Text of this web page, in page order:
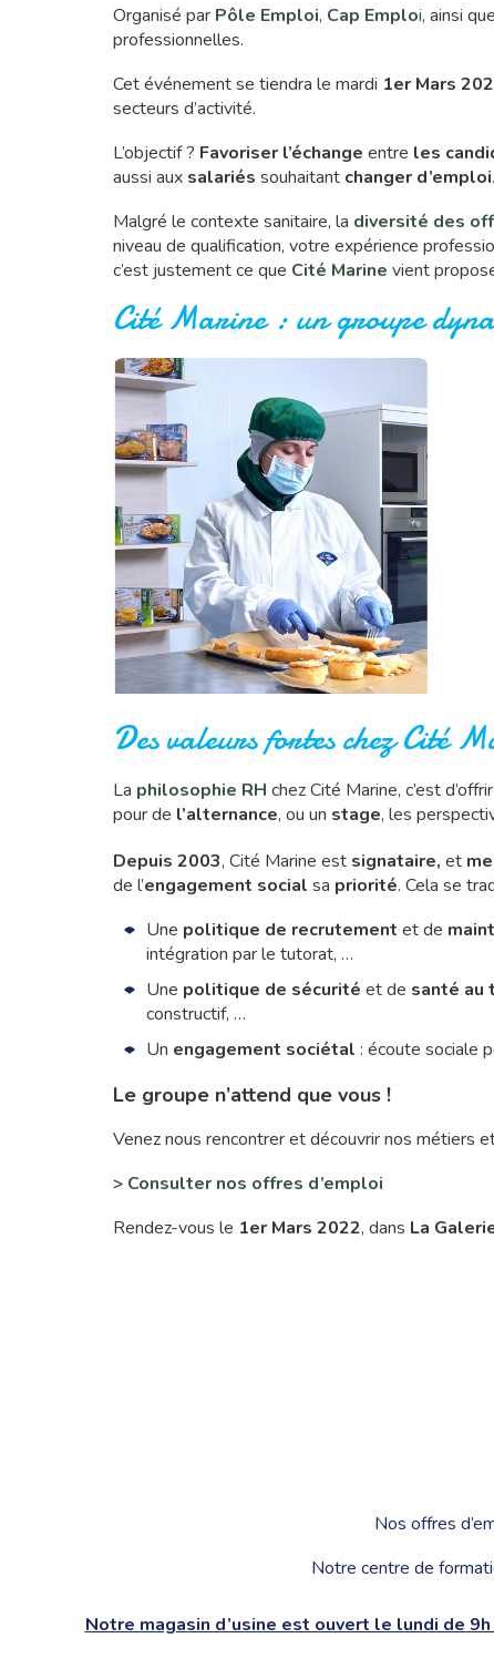
Organisé par Pôle Emploi, Cap Emploi, ainsi que
professionnelles.
Cet événement se tiendra le mardi 1er Mars
secteurs d’activité.
L’objectif ? Favoriser l’échange entre les
aussi aux salariés souhaitant changer d’emploi.
Malgré le contexte sanitaire, la diversité des
niveau de qualification, votre expérience
c’est justement ce que Cité Marine vient
Cité Marine : un groupe
Des valeurs fortes chez Cité
La philosophie RH chez Cité Marine, c’est
pour de l’alternance, ou un stage, les
Depuis 2003, Cité Marine est signataire, et
de l’engagement social sa priorité. Cela se
Une politique de recrutement et de
intégration par le tutorat, …
Une politique de sécurité et de santé au
constructif, …
Un engagement sociétal : écoute sociale
Le groupe n’attend que vous !
Venez nous rencontrer et découvrir nos métiers
> Consulter nos offres d’emploi
Rendez-vous le 1er Mars 2022, dans La
Nos offres
Notre centre de
Notre magasin d’usine est ouvert le lundi de